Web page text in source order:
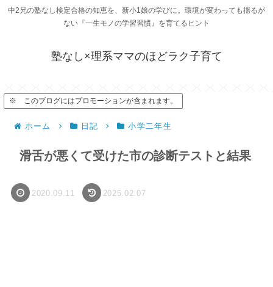
中2兄の塾なし検定合格の知恵を、新小1娘の学びに。環境が変わっても揺るが
ない『一生モノの学習習慣』を育てるヒント
塾なし×理系ママのほどラク子育て
※ このブログにはプロモーションが含まれます。
ホーム 日記 小学二年生
滑舌が悪くて受けた市の診断テストと結果
2020.09.11 2025.02.07